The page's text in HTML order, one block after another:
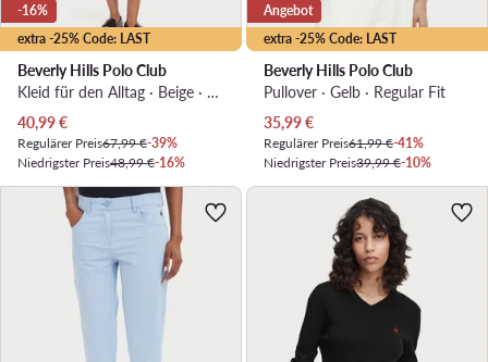
extra -25% Code: LAST
-16%
Beverly Hills Polo Club
Kleid für den Alltag · Beige · Midi
Aktueller Preis
40,99€
Regulärer Preis67,99 €-39%
Niedrigster Preis48,99 €-16%
extra -25% Code: LAST
Angebot
Beverly Hills Polo Club
Pullover · Gelb · Regular Fit
Aktueller Preis
35,99€
Regulärer Preis61,99 €-41%
Niedrigster Preis39,99 €-10%